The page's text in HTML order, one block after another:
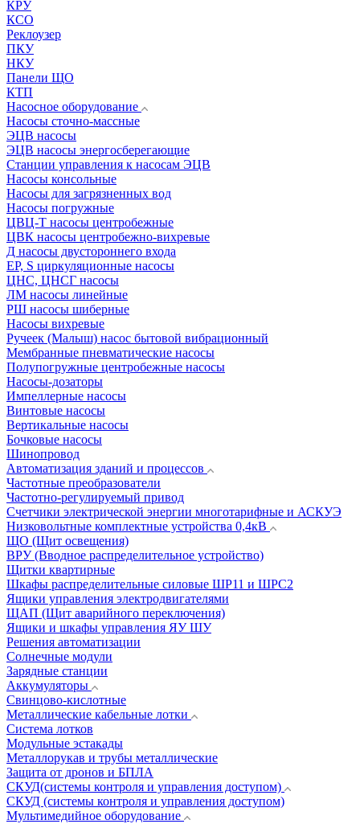
КРУ
КСО
Реклоузер
ПКУ
НКУ
Панели ЩО
КТП
Насосное оборудование
Насосы сточно-массные
ЭЦВ насосы
ЭЦВ насосы энергосберегающие
Станции управления к насосам ЭЦВ
Насосы консольные
Насосы для загрязненных вод
Насосы погружные
ЦВЦ-Т насосы центробежные
ЦВК насосы центробежно-вихревые
Д насосы двустороннего входа
EP, S циркуляционные насосы
ЦНС, ЦНСГ насосы
ЛМ насосы линейные
РШ насосы шиберные
Насосы вихревые
Ручеек (Малыш) насос бытовой вибрационный
Мембранные пневматические насосы
Полупогружные центробежные насосы
Насосы-дозаторы
Импеллерные насосы
Винтовые насосы
Вертикальные насосы
Бочковые насосы
Шинопровод
Автоматизация зданий и процессов
Частотные преобразователи
Частотно-регулируемый привод
Счетчики электрической энергии многотарифные и АСКУЭ
Низковольтные комплектные устройства 0,4кВ
ЩО (Щит освещения)
ВРУ (Вводное распределительное устройство)
Щитки квартирные
Шкафы распределительные силовые ШР11 и ШРС2
Ящики управления электродвигателями
ЩАП (Щит аварийного переключения)
Ящики и шкафы управления ЯУ ШУ
Решения автоматизации
Солнечные модули
Зарядные станции
Аккумуляторы
Свинцово-кислотные
Металлические кабельные лотки
Система лотков
Модульные эстакады
Металлорукав и трубы металлические
Защита от дронов и БПЛА
СКУД(системы контроля и управления доступом)
СКУД (системы контроля и управления доступом)
Мультимедийное оборудование